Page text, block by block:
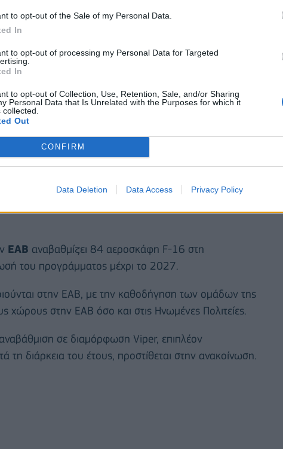
to opt-out of the Sale of my Personal Data.
In
to opt-out of processing my Personal Data for Targeted
In
to opt-out of Collection, Use, Retention, Sale, and/or Sharing
Personal Data that Is Unrelated with the Purposes for which it
collected.
Out
CONFIRM
Data Deletion Data Access Privacy Policy
δυνατότητες που ενισχύουν το ρόλο της Ελλάδας
στις ειρηνευτικές και αποτρεπτικές επιχειρήσεις
ΕΑΒ αναβαθμίζει 84 αεροσκάφη F-16 στη
του προγράμματος μέχρι το 2027.
στην ΕΑΒ, με την καθοδήγηση των ομάδων της
χώρους στην ΕΑΒ όσο και στις Ηνωμένες Πολιτείες.
σε διαμόρφωση Viper, επιπλέον
διάρκεια του έτους, προστίθεται στην ανακοίνωση.